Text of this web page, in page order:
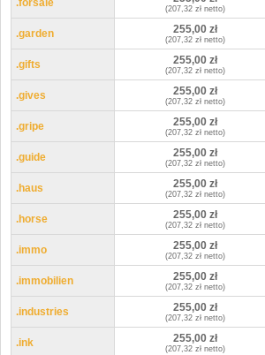
.forsale (207,32 zł netto)
.garden 255,00 zł
(207,32 zł netto)
.gifts 255,00 zł
(207,32 zł netto)
.gives 255,00 zł
(207,32 zł netto)
.gripe 255,00 zł
(207,32 zł netto)
.guide 255,00 zł
(207,32 zł netto)
.haus 255,00 zł
(207,32 zł netto)
.horse 255,00 zł
(207,32 zł netto)
.immo 255,00 zł
(207,32 zł netto)
.immobilien 255,00 zł
(207,32 zł netto)
.industries 255,00 zł
(207,32 zł netto)
.ink 255,00 zł
(207,32 zł netto)